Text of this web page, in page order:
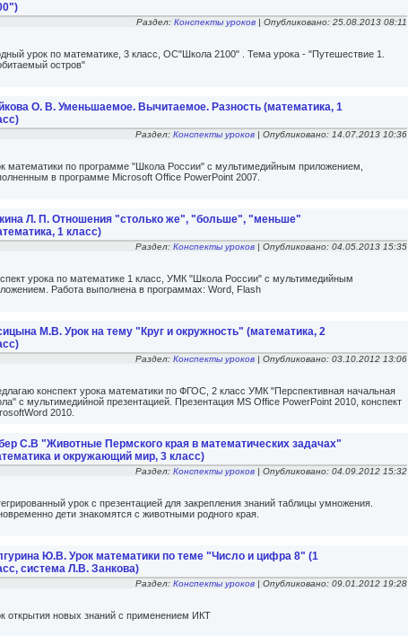
Раздел: Конспекты уроков | Опубликовано: 25.08.2013 08:11
урок по математике, 3 класс, ОС"Школа 2100" . Тема урока - "Путешествие 1.
остров"
О. В. Уменьшаемое. Вычитаемое. Разность (математика, 1
Раздел: Конспекты уроков | Опубликовано: 14.07.2013 10:36
математики по программе "Школа России" с мультимедийным приложением,
в программе Microsoft Office PowerPoint 2007.
Л. П. Отношения "столько же", "больше", "меньше"
1 класс)
Раздел: Конспекты уроков | Опубликовано: 04.05.2013 15:35
урока по математике 1 класс, УМК "Школа России" с мультимедийным
Работа выполнена в программах: Word, Flash
М.В. Урок на тему "Круг и окружность" (математика, 2
Раздел: Конспекты уроков | Опубликовано: 03.10.2012 13:06
конспект урока математики по ФГОС, 2 класс УМК "Перспективная начальная
с мультимедийной презентацией. Презентация MS Office PowerPoint 2010, конспект
2010.
С.В "Животные Пермского края в математических задачах"
и окружающий мир, 3 класс)
Раздел: Конспекты уроков | Опубликовано: 04.09.2012 15:32
урок с презентацией для закрепления знаний таблицы умножения.
дети знакомятся с животными родного края.
Ю.В. Урок математики по теме "Число и цифра 8" (1
система Л.В. Занкова)
Раздел: Конспекты уроков | Опубликовано: 09.01.2012 19:28
открытия новых знаний с применением ИКТ